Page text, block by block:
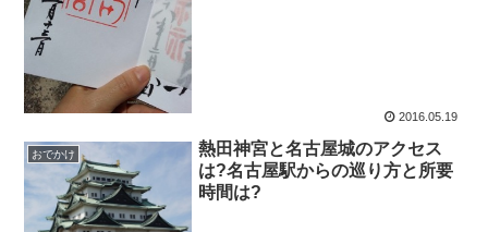
2016.05.19
おでかけ
熱田神宮と名古屋城のアクセス
は?名古屋駅からの巡り方と所要
時間は?